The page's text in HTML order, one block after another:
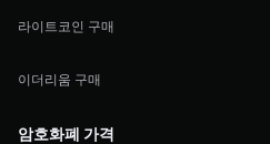
라이트코인 구매
이더리움 구매
암호화폐 가격